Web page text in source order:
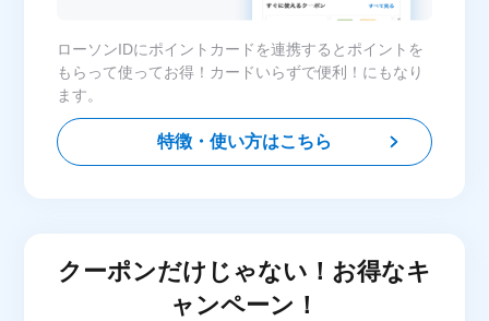
ローソンIDにポイントカードを連携するとポイントを
もらって使ってお得！カードいらずで便利！にもなり
ます。
特徴・使い方はこちら
クーポンだけじゃない！お得なキ
ャンペーン！